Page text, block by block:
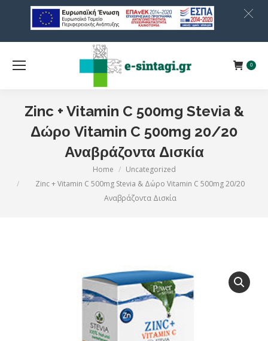
0
Zinc + Vitamin C 500mg Stevia &
Δώρο Vitamin C 500mg 20/20
Αναβράζοντα Δισκία
Home
Uncategorized
Zinc + Vitamin C 500mg Stevia & Δώρο Vitamin C 500mg 20/20
Αναβράζοντα Δισκία